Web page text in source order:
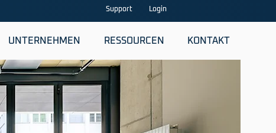
Support Login
UNTERNEHMEN RESSOURCEN KONTAKT